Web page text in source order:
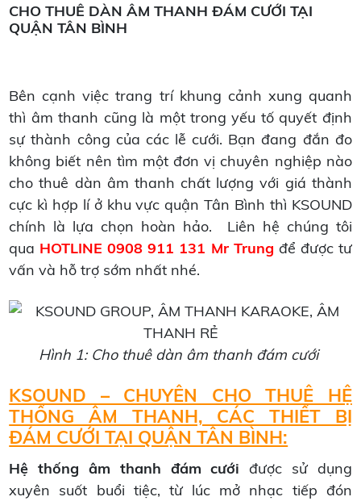
CHO THUÊ DÀN ÂM THANH ĐÁM CƯỚI TẠI
QUẬN TÂN BÌNH
Bên cạnh việc trang trí khung cảnh xung quanh
thì âm thanh cũng là một trong yếu tố quyết định
sự thành công của các lễ cưới. Bạn đang đắn đo
không biết nên tìm một đơn vị chuyên nghiệp nào
cho thuê dàn âm thanh chất lượng với giá thành
cực kì hợp lí ở khu vực quận Tân Bình thì KSOUND
chính là lựa chọn hoàn hảo. Liên hệ chúng tôi
qua HOTLINE 0908 911 131 Mr Trung để được tư
vấn và hỗ trợ sớm nhất nhé.
Hình 1: Cho thuê dàn âm thanh đám cưới
KSOUND – CHUYÊN CHO THUÊ HỆ
THỐNG ÂM THANH, CÁC THIẾT BỊ
ĐÁM CƯỚI TẠI QUẬN TÂN BÌNH:
Hệ thống âm thanh đám cưới được sử dụng
xuyên suốt buổi tiệc, từ lúc mở nhạc tiếp đón